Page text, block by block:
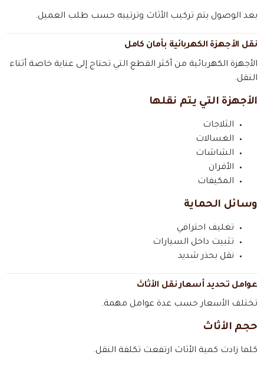
بعد الوصول يتم تركيب الأثاث وترتيبه حسب طلب العميل.
نقل الأجهزة الكهربائية بأمان كامل
الأجهزة الكهربائية من أكثر القطع التي تحتاج إلى عناية خاصة أثناء
النقل.
الأجهزة التي يتم نقلها
الثلاجات
الغسالات
الشاشات
الأفران
المكيفات
وسائل الحماية
تغليف احترافي
تثبيت داخل السيارات
نقل بحذر شديد
عوامل تحديد أسعار نقل الأثاث
تختلف الأسعار حسب عدة عوامل مهمة.
حجم الأثاث
كلما زادت كمية الأثاث ارتفعت تكلفة النقل.